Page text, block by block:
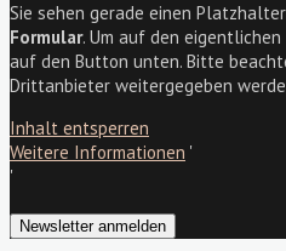
Sie sehen gerade einen
Formular. Um auf den
auf den Button unten. Bitte
Drittanbieter weitergegeben
Inhalt entsperren
Weitere Informationen '
'
Newsletter anmelden